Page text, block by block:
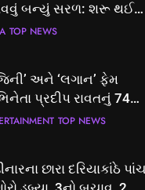
બન્યું સરળ: શરૂ થઈ
સુવિધા, જાણો સંપૂર્ણ
TOP NEWS
અને ‘લગાન’ ફેમ
પ્રદીપ રાવતનું 74
વયે નિધન, બ્લડ કેન્સર
TOP NEWS
છારા દરિયાકાંઠે પાંચ